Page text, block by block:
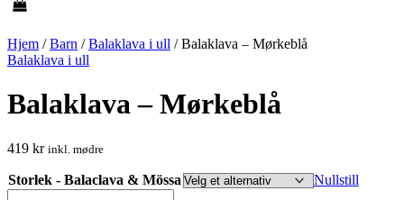
Hjem /Barn /Balaklava i ull / Balaklava – Mørkeblå
Balaklava i ull
Balaklava – Mørkeblå
419 kr inkl. mødre
Storlek - Balaclava & Mössa
Nullstill